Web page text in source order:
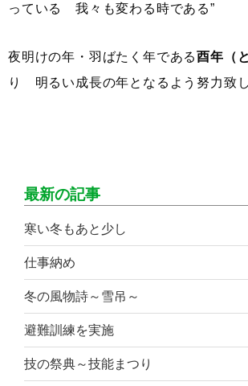
っている 我々も変わる時である”
夜明けの年・羽ばたく年である 酉年（
り 明るい成長の年となるよう努力致し
最新の記事
寒い冬もあと少し
仕事納め
冬の風物詩～雪吊～
避難訓練を実施
技の祭典～技能まつり